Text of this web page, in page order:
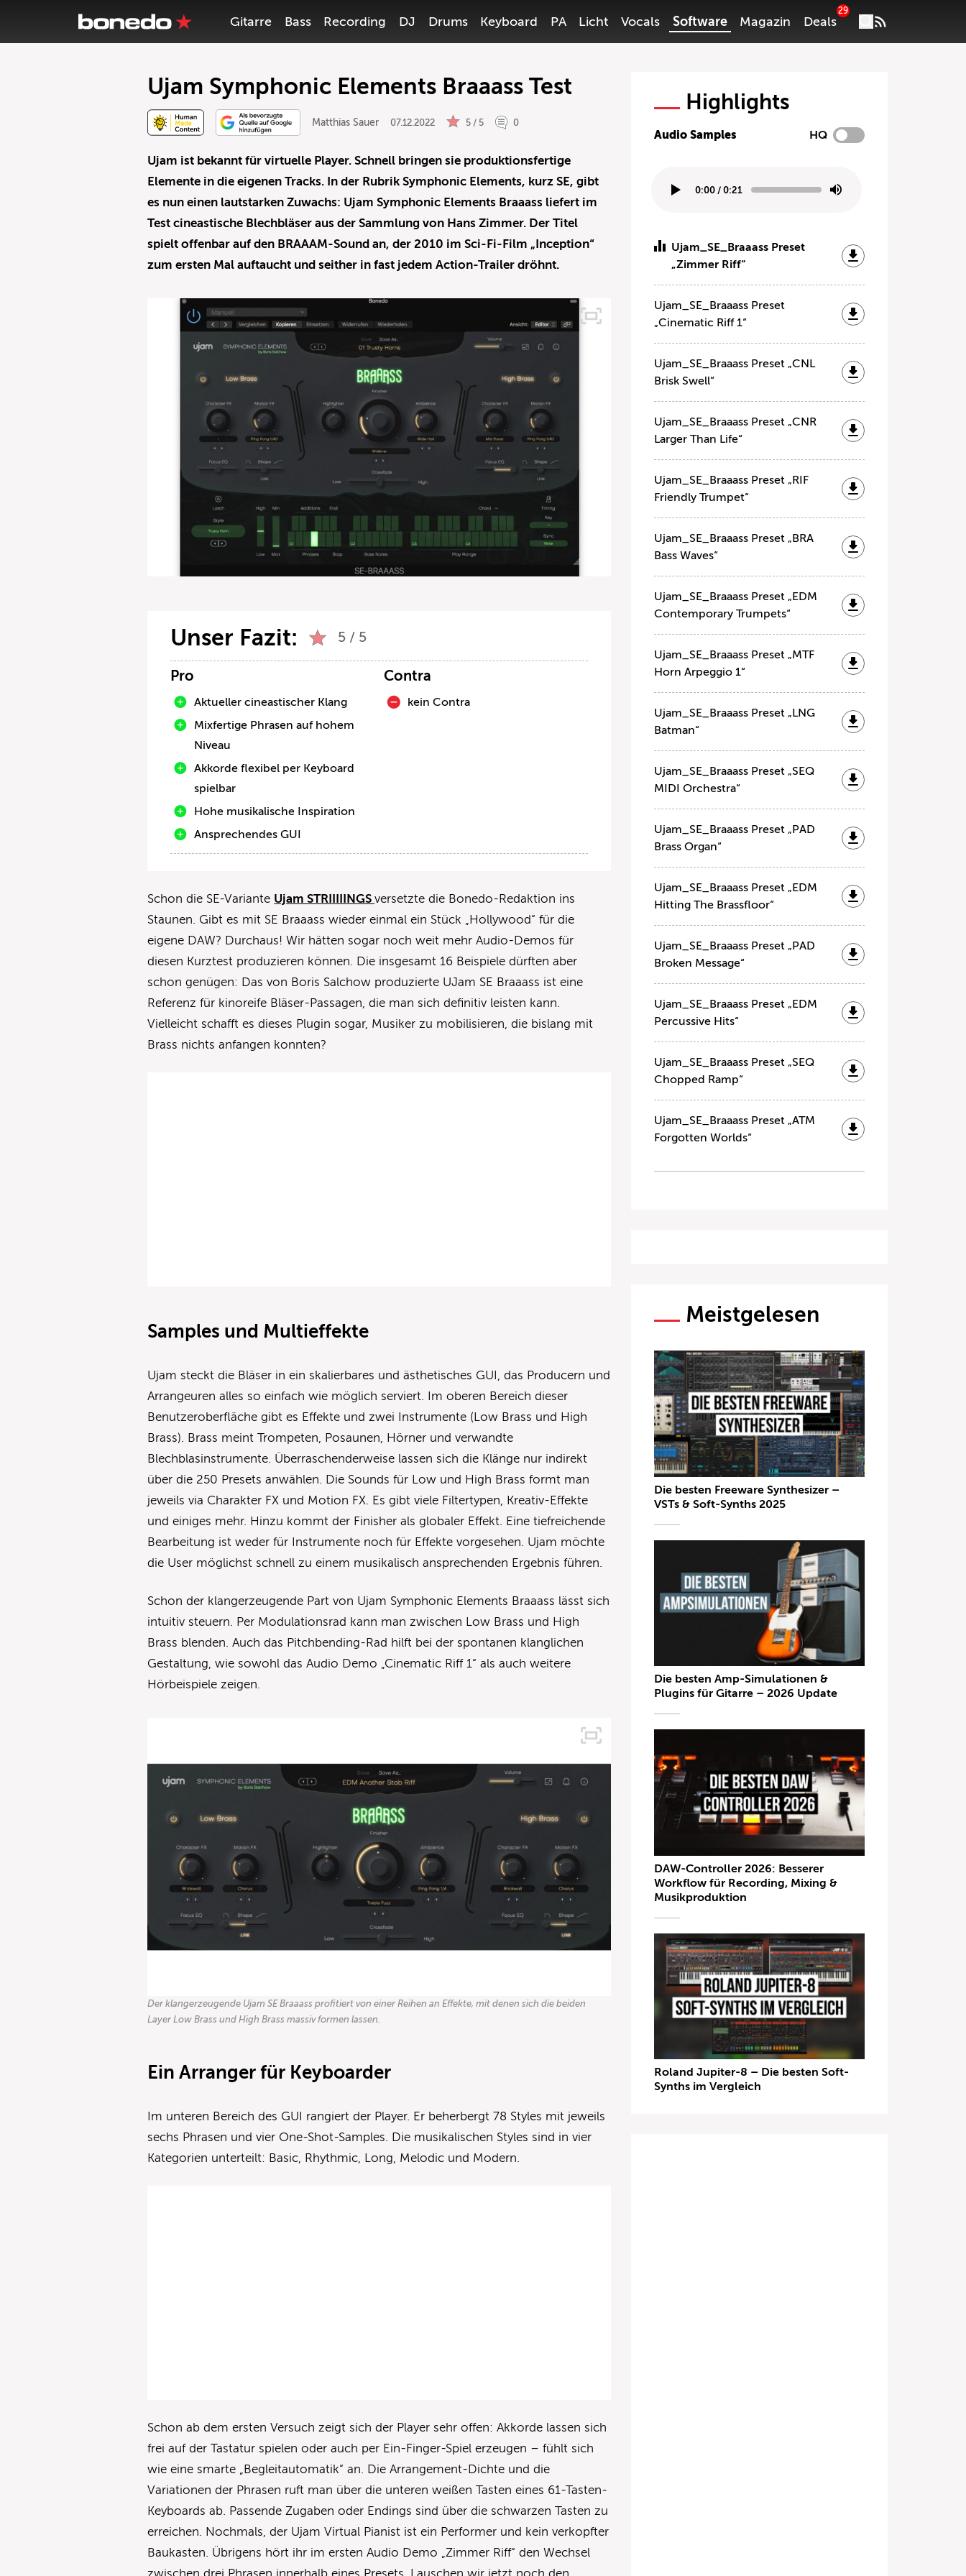
Gitarre Bass Recording DJ Drums Keyboard PA Licht Vocals Software Magazin Deals
29
Ujam Symphonic Elements Braaass Test
Matthias Sauer 07.12.2022 5 / 5 0
Ujam ist bekannt für virtuelle Player. Schnell bringen sie produktionsfertige
Elemente in die eigenen Tracks. In der Rubrik Symphonic Elements, kurz SE, gibt
es nun einen lautstarken Zuwachs: Ujam Symphonic Elements Braaass liefert im
Test cineastische Blechbläser aus der Sammlung von Hans Zimmer. Der Titel
spielt offenbar auf den BRAAAM-Sound an, der 2010 im Sci-Fi-Film „Inception“
zum ersten Mal auftaucht und seither in fast jedem Action-Trailer dröhnt.
Unser Fazit: 5 / 5
Pro
Aktueller cineastischer Klang
Mixfertige Phrasen auf hohem
Niveau
Akkorde flexibel per Keyboard
spielbar
Hohe musikalische Inspiration
Ansprechendes GUI
Contra
kein Contra
Schon die SE-Variante Ujam STRIIIIINGSversetzte die Bonedo-Redaktion ins
Staunen. Gibt es mit SE Braaass wieder einmal ein Stück „Hollywood“ für die
eigene DAW? Durchaus! Wir hätten sogar noch weit mehr Audio-Demos für
diesen Kurztest produzieren können. Die insgesamt 16 Beispiele dürften aber
schon genügen: Das von Boris Salchow produzierte UJam SE Braaass ist eine
Referenz für kinoreife Bläser-Passagen, die man sich definitiv leisten kann.
Vielleicht schafft es dieses Plugin sogar, Musiker zu mobilisieren, die bislang mit
Brass nichts anfangen konnten?
Samples und Multieffekte
Ujam steckt die Bläser in ein skalierbares und ästhetisches GUI, das Producern und
Arrangeuren alles so einfach wie möglich serviert. Im oberen Bereich dieser
Benutzeroberfläche gibt es Effekte und zwei Instrumente (Low Brass und High
Brass). Brass meint Trompeten, Posaunen, Hörner und verwandte
Blechblasinstrumente. Überraschenderweise lassen sich die Klänge nur indirekt
über die 250 Presets anwählen. Die Sounds für Low und High Brass formt man
jeweils via Charakter FX und Motion FX. Es gibt viele Filtertypen, Kreativ-Effekte
und einiges mehr. Hinzu kommt der Finisher als globaler Effekt. Eine tiefreichende
Bearbeitung ist weder für Instrumente noch für Effekte vorgesehen. Ujam möchte
die User möglichst schnell zu einem musikalisch ansprechenden Ergebnis führen.
Schon der klangerzeugende Part von Ujam Symphonic Elements Braaass lässt sich
intuitiv steuern. Per Modulationsrad kann man zwischen Low Brass und High
Brass blenden. Auch das Pitchbending-Rad hilft bei der spontanen klanglichen
Gestaltung, wie sowohl das Audio Demo „Cinematic Riff 1“ als auch weitere
Hörbeispiele zeigen.
Der klangerzeugende Ujam SE Braaass profitiert von einer Reihen an Effekte, mit denen sich die beiden
Layer Low Brass und High Brass massiv formen lassen.
Ein Arranger für Keyboarder
Im unteren Bereich des GUI rangiert der Player. Er beherbergt 78 Styles mit jeweils
sechs Phrasen und vier One-Shot-Samples. Die musikalischen Styles sind in vier
Kategorien unterteilt: Basic, Rhythmic, Long, Melodic und Modern.
Schon ab dem ersten Versuch zeigt sich der Player sehr offen: Akkorde lassen sich
frei auf der Tastatur spielen oder auch per Ein-Finger-Spiel erzeugen – fühlt sich
wie eine smarte „Begleitautomatik“ an. Die Arrangement-Dichte und die
Variationen der Phrasen ruft man über die unteren weißen Tasten eines 61-Tasten-
Keyboards ab. Passende Zugaben oder Endings sind über die schwarzen Tasten zu
erreichen. Nochmals, der Ujam Virtual Pianist ist ein Performer und kein verkopfter
Baukasten. Übrigens hört ihr im ersten Audio Demo „Zimmer Riff“ den Wechsel
Highlights
Audio Samples HQ
0:00 / 0:21
Ujam_SE_Braaass Preset
„Zimmer Riff“
Ujam_SE_Braaass Preset
„Cinematic Riff 1“
Ujam_SE_Braaass Preset „CNL
Brisk Swell“
Ujam_SE_Braaass Preset „CNR
Larger Than Life“
Ujam_SE_Braaass Preset „RIF
Friendly Trumpet“
Ujam_SE_Braaass Preset „BRA
Bass Waves“
Ujam_SE_Braaass Preset „EDM
Contemporary Trumpets“
Ujam_SE_Braaass Preset „MTF
Horn Arpeggio 1“
Ujam_SE_Braaass Preset „LNG
Batman“
Ujam_SE_Braaass Preset „SEQ
MIDI Orchestra“
Ujam_SE_Braaass Preset „PAD
Brass Organ“
Ujam_SE_Braaass Preset „EDM
Hitting The Brassfloor“
Ujam_SE_Braaass Preset „PAD
Broken Message“
Ujam_SE_Braaass Preset „EDM
Percussive Hits“
Ujam_SE_Braaass Preset „SEQ
Chopped Ramp“
Ujam_SE_Braaass Preset „ATM
Forgotten Worlds“
Meistgelesen
Die besten Freeware Synthesizer –
VSTs & Soft-Synths 2025
Die besten Amp-Simulationen &
Plugins für Gitarre – 2026 Update
DAW-Controller 2026: Besserer
Workflow für Recording, Mixing &
Musikproduktion
Roland Jupiter-8 – Die besten Soft-
Synths im Vergleich